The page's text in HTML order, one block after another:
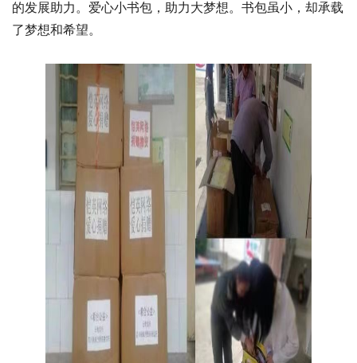
的发展助力。爱心小书包，助力大梦想。书包虽小，却承载
了梦想和希望。